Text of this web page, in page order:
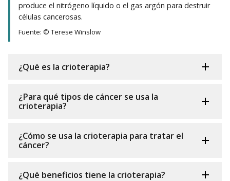
produce el nitrógeno líquido o el gas argón para destruir
células cancerosas.
Fuente: © Terese Winslow
¿Qué es la crioterapia?
¿Para qué tipos de cáncer se usa la
crioterapia?
¿Cómo se usa la crioterapia para tratar el
cáncer?
¿Qué beneficios tiene la crioterapia?